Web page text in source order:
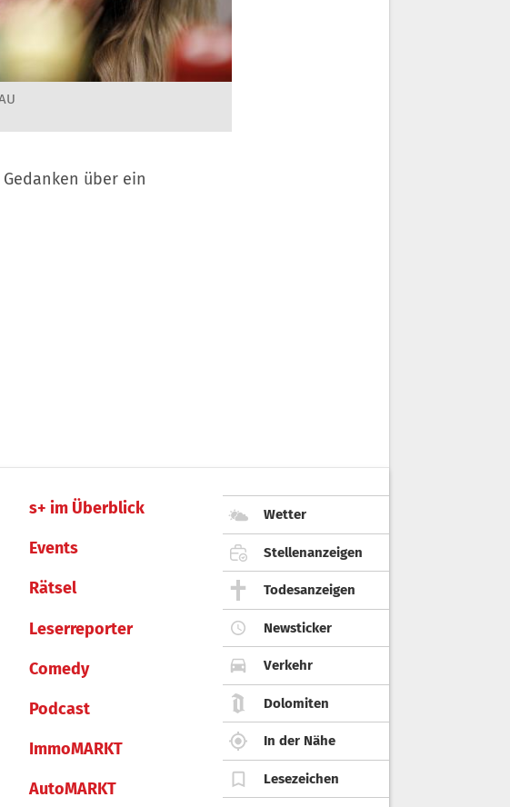
über ein
s+ im Überblick
Events
Rätsel
Leserreporter
Comedy
Podcast
ImmoMARKT
AutoMARKT
Wetter
Stellenanzeigen
Todesanzeigen
Newsticker
Verkehr
Dolomiten
In der Nähe
Lesezeichen